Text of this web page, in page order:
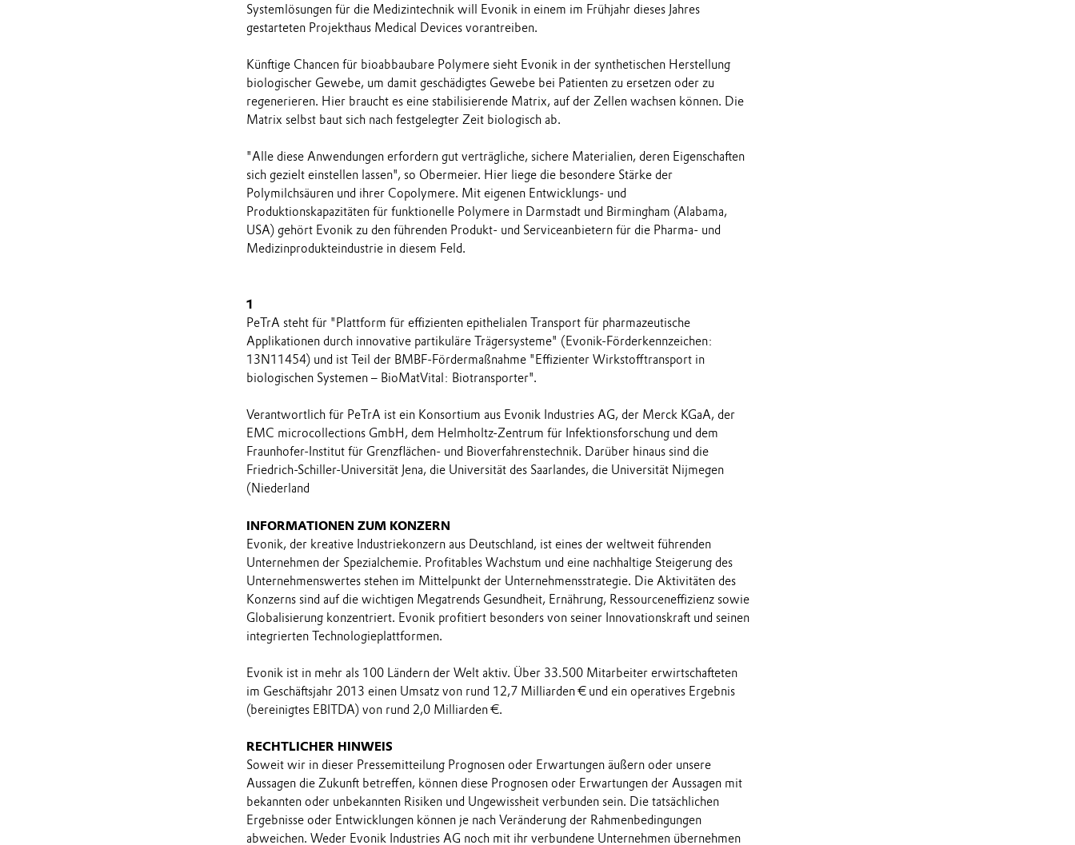
Systemlösungen für die Medizintechnik will Evonik in einem im Frühjahr dieses Jahres
gestarteten Projekthaus Medical Devices vorantreiben.
Künftige Chancen für bioabbaubare Polymere sieht Evonik in der synthetischen Herstellung
biologischer Gewebe, um damit geschädigtes Gewebe bei Patienten zu ersetzen oder zu
regenerieren. Hier braucht es eine stabilisierende Matrix, auf der Zellen wachsen können. Die
Matrix selbst baut sich nach festgelegter Zeit biologisch ab.
"Alle diese Anwendungen erfordern gut verträgliche, sichere Materialien, deren Eigenschaften
sich gezielt einstellen lassen", so Obermeier. Hier liege die besondere Stärke der
Polymilchsäuren und ihrer Copolymere. Mit eigenen Entwicklungs- und
Produktionskapazitäten für funktionelle Polymere in Darmstadt und Birmingham (Alabama,
USA) gehört Evonik zu den führenden Produkt- und Serviceanbietern für die Pharma- und
Medizinprodukteindustrie in diesem Feld.
1
PeTrA steht für "Plattform für effizienten epithelialen Transport für pharmazeutische
Applikationen durch innovative partikuläre Trägersysteme" (Evonik-Förderkennzeichen:
13N11454) und ist Teil der BMBF-Fördermaßnahme "Effizienter Wirkstofftransport in
biologischen Systemen – BioMatVital: Biotransporter".
Verantwortlich für PeTrA ist ein Konsortium aus Evonik Industries AG, der Merck KGaA, der
EMC microcollections GmbH, dem Helmholtz-Zentrum für Infektionsforschung und dem
Fraunhofer-Institut für Grenzflächen- und Bioverfahrenstechnik. Darüber hinaus sind die
Friedrich-Schiller-Universität Jena, die Universität des Saarlandes, die Universität Nijmegen
(Niederland
INFORMATIONEN ZUM KONZERN
Evonik, der kreative Industriekonzern aus Deutschland, ist eines der weltweit führenden
Unternehmen der Spezialchemie. Profitables Wachstum und eine nachhaltige Steigerung des
Unternehmenswertes stehen im Mittelpunkt der Unternehmensstrategie. Die Aktivitäten des
Konzerns sind auf die wichtigen Megatrends Gesundheit, Ernährung, Ressourceneffizienz sowie
Globalisierung konzentriert. Evonik profitiert besonders von seiner Innovationskraft und seinen
integrierten Technologieplattformen.
Evonik ist in mehr als 100 Ländern der Welt aktiv. Über 33.500 Mitarbeiter erwirtschafteten
im Geschäftsjahr 2013 einen Umsatz von rund 12,7 Milliarden € und ein operatives Ergebnis
(bereinigtes EBITDA) von rund 2,0 Milliarden €.
RECHTLICHER HINWEIS
Soweit wir in dieser Pressemitteilung Prognosen oder Erwartungen äußern oder unsere
Aussagen die Zukunft betreffen, können diese Prognosen oder Erwartungen der Aussagen mit
bekannten oder unbekannten Risiken und Ungewissheit verbunden sein. Die tatsächlichen
Ergebnisse oder Entwicklungen können je nach Veränderung der Rahmenbedingungen
abweichen. Weder Evonik Industries AG noch mit ihr verbundene Unternehmen übernehmen